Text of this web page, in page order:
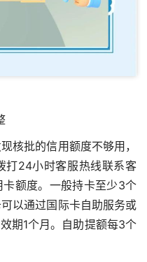
核批的信用额度不够用，
打24小时客服热线联系客
额度。一般持卡至少3个
以通过国际卡自助服务或
期1个月。自助提额每3个